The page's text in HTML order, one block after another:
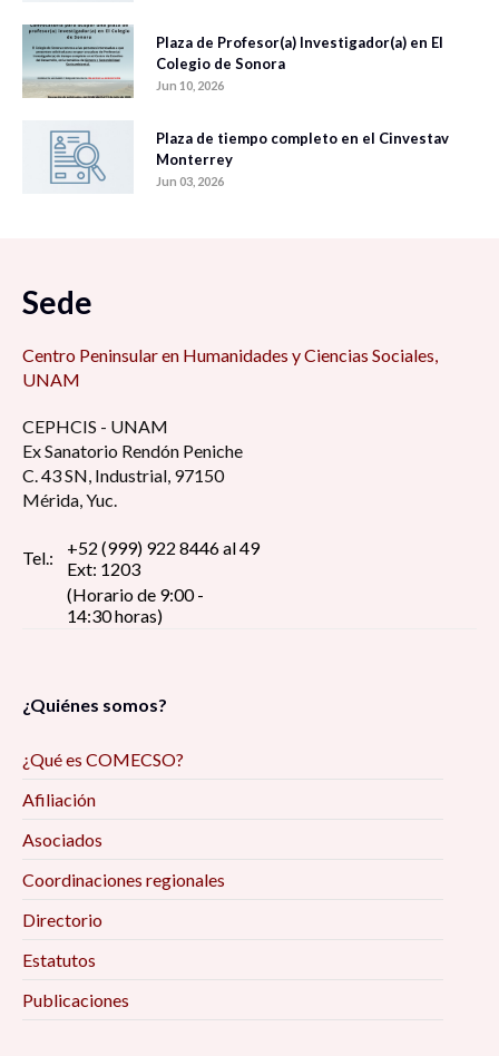
Plaza de Profesor(a) Investigador(a) en El
Colegio de Sonora
Jun 10, 2026
Plaza de tiempo completo en el Cinvestav
Monterrey
Jun 03, 2026
Sede
Centro Peninsular en Humanidades y Ciencias Sociales,
UNAM
CEPHCIS - UNAM
Ex Sanatorio Rendón Peniche
C. 43 SN, Industrial, 97150
Mérida, Yuc.
Tel.:
+52 (999) 922 8446 al 49
Ext: 1203
(Horario de 9:00 -
14:30 horas)
¿Quiénes somos?
¿Qué es COMECSO?
Afiliación
Asociados
Coordinaciones regionales
Directorio
Estatutos
Publicaciones